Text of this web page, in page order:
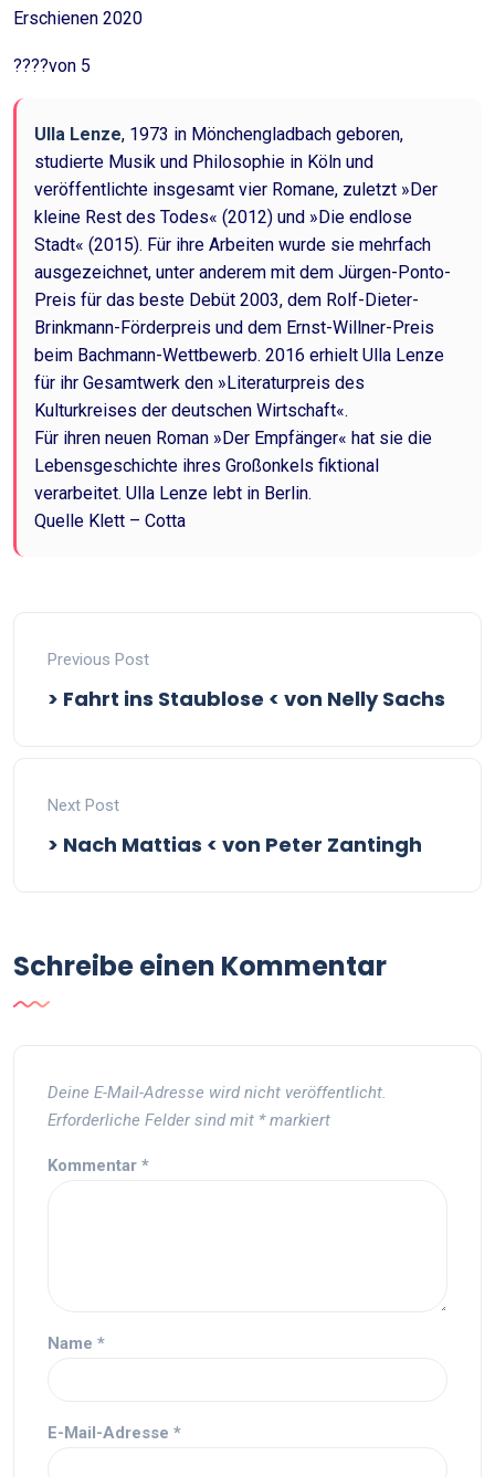
Erschienen 2020
????von 5
Ulla Lenze, 1973 in Mönchengladbach geboren,
studierte Musik und Philosophie in Köln und
veröffentlichte insgesamt vier Romane, zuletzt »Der
kleine Rest des Todes« (2012) und »Die endlose
Stadt« (2015). Für ihre Arbeiten wurde sie mehrfach
ausgezeichnet, unter anderem mit dem Jürgen-Ponto-
Preis für das beste Debüt 2003, dem Rolf-Dieter-
Brinkmann-Förderpreis und dem Ernst-Willner-Preis
beim Bachmann-Wettbewerb. 2016 erhielt Ulla Lenze
für ihr Gesamtwerk den »Literaturpreis des
Kulturkreises der deutschen Wirtschaft«.
Für ihren neuen Roman »Der Empfänger« hat sie die
Lebensgeschichte ihres Großonkels fiktional
verarbeitet. Ulla Lenze lebt in Berlin.
Quelle Klett – Cotta
Previous Post
> Fahrt ins Staublose < von Nelly Sachs
Next Post
> Nach Mattias < von Peter Zantingh
Schreibe einen Kommentar
Deine E-Mail-Adresse wird nicht veröffentlicht.
Erforderliche Felder sind mit *markiert
Kommentar *
Name *
E-Mail-Adresse *